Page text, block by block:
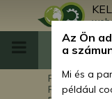
Főoldal
Force
Az Ön
a
Mi és a
például